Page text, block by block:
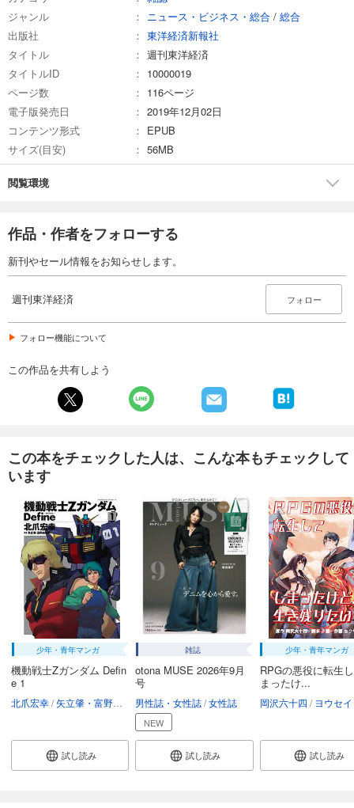
試し読み
あらすじを表示する
週刊東洋経済 2026/3/7号
あらすじを表示する
あらすじを表示する
カート
あらすじを表示する
週刊東洋経済 2026/1/31・2/7合併号
週刊東洋経済 2026/1/24号
880円 (税込)
カート
試し読み
あらすじを表示する
週刊東洋経済 2026/1/10・1/17合併号
880円 (税込)
カート
試し読み
あらすじを表示する
週刊東洋経済 2025/12/27・2026/1/3合併号
880円 (税込)
ジャンル
ニュース・ビジネス・総合 / 総合
出版社
東洋経済新報社
タイトル
週刊東洋経済
タイトルID
10000019
ページ数
116ページ
電子版発売日
2019年12月02日
コンテンツ形式
EPUB
サイズ(目安)
56MB
閲覧環境
作品・作者をフォローする
新刊やセール情報をお知らせします。
週刊東洋経済 フォロー
フォロー機能について
この作品を共有しよう
この本をチェックした人は、こんな本もチェックして
います
少年・青年マンガ
機動戦士Zガンダム Defin
e 1
北爪宏幸 矢立肇・富野由悠季
試し読み
雑誌
otona MUSE 2026年9月
号
男性誌・女性誌 女性誌
NEW
試し読み
少年・青年マンガ
RPGの悪役に転生
まったけ...
岡沢六十四 ヨウセイ
試し読み